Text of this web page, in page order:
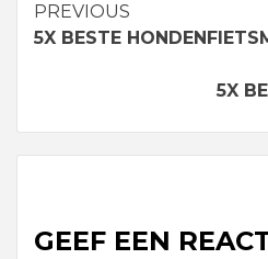
Continue
PREVIOUS
5X BESTE
5X
GEEF EEN